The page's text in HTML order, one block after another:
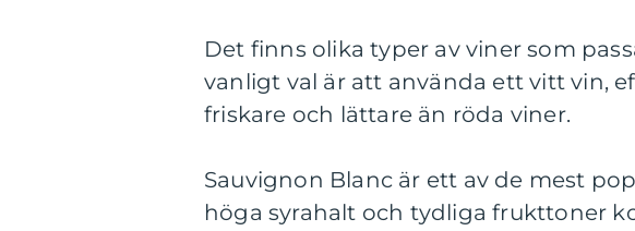
Det finns olika typer av viner som
vanligt val är att använda ett vitt vin,
friskare och lättare än röda viner.
Sauvignon Blanc är ett av de mest
höga syrahalt och tydliga frukttoner